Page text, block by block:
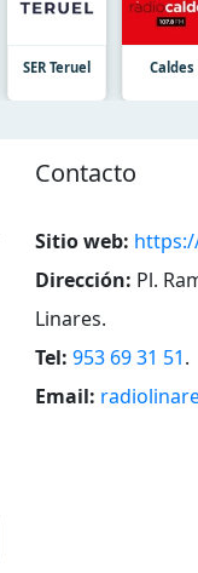
SER Teruel Caldes
Contacto
Sitio web:
Dirección: Pl.
Linares.
Tel: 953 69 31 51.
Email: